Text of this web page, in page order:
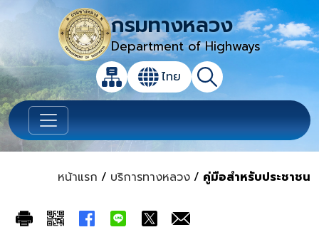
กรมทางหลวง
Department of Highways
แผนผังเว็บไซต์
เปลี่ยนภาษา
ไทย ค้นหา
เปิดกล่องค้นหาข้อมูลหลักของเว็บไซต์
หน้าแรก / บริการทางหลวง / คู่มือสำหรับประชาชน